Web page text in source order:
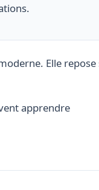
Elle
apprendre